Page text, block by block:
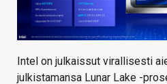
Intel on julkaissut virallisesti
julkistamansa Lunar Lake -